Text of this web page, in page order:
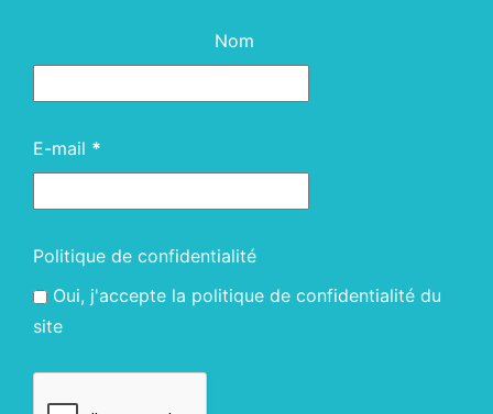
Nom
E-mail *
Politique de confidentialité
Oui, j'accepte la politique de confidentialité du
site